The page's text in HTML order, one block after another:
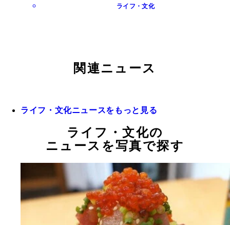
ライフ・文化
関連ニュース
ライフ・文化ニュースをもっと見る
ライフ・文化の
ニュースを写真で探す